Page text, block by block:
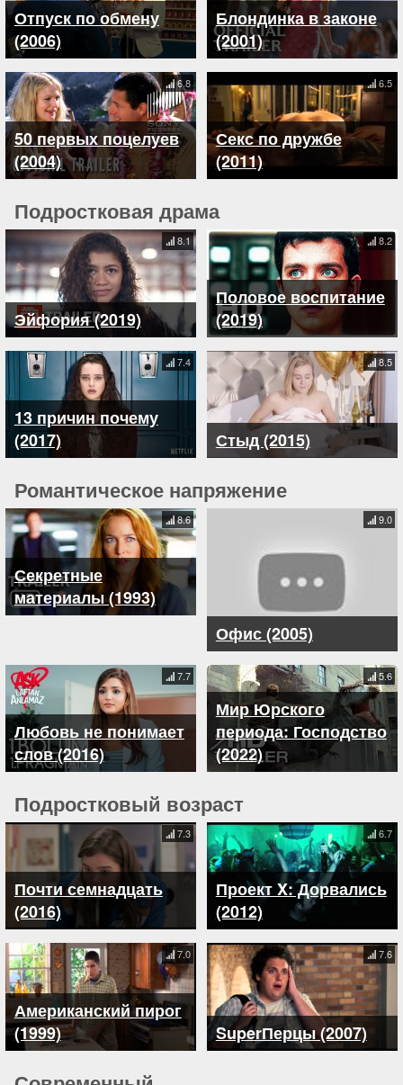
Отпуск по обмену
(2006)
Блондинка в законе
(2001)
50 первых поцелуев
(2004)
6.8
Секс по дружбе
(2011)
6.5
Подростковая драма
Эйфория (2019)
8.1
Половое воспитание
(2019)
8.2
13 причин почему
(2017)
7.4
Стыд (2015)
8.5
Романтическое напряжение
Секретные
материалы (1993)
8.6
Офис (2005)
9.0
Любовь не понимает
слов (2016)
7.7
Мир Юрского
периода: Господство
(2022)
5.6
Подростковый возраст
Почти семнадцать
(2016)
7.3
Проект X: Дорвались
(2012)
6.7
Американский пирог
(1999)
7.0
SuperПерцы (2007)
7.6